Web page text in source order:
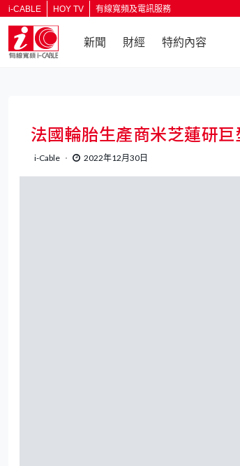
i-CABLE HOY TV 有線寬頻及電訊服務
新聞 財經 特約內容
返回
法國輪胎生產商米芝蓮研
i-Cable 2022年12月30日